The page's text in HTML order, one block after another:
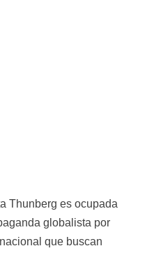
Thunberg es ocupada
globalista por
que buscan